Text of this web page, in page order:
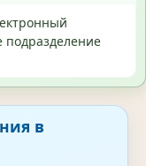
подразделение
в